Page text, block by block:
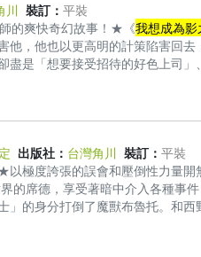
川 裝訂： 平裝
的爽快奇幻故事！★《我想成為
，他也以更高明的計策陷害回
是「想要接受招待的好色上司
點高？」只要發揮源自前世的魔
。給煩人的長官好看，與天才少
出版社： 台灣角川 裝訂： 平裝
以極度誇張的誤會和壓倒性力量
席德，享受著暗中介入各種事
的身分打倒了魔獸布魯托。和西
集!!